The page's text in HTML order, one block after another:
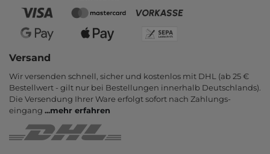
Versand
Wir versenden schnell, sicher und kostenlos mit DHL (ab 25 €
Bestell­wert - gilt nur bei Bestel­lungen inner­halb Deutsch­lands).
Die Ver­sendung Ihrer Ware er­folgt sofort nach Zahlungs­
eingang ...mehr erfahren